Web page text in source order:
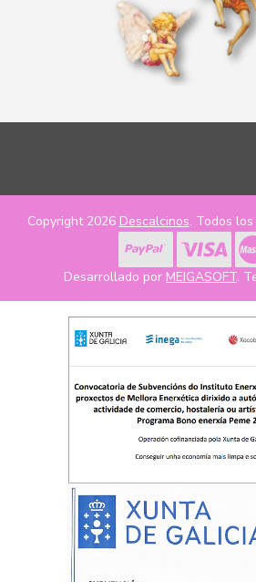
Copyright 2026 Descalcinos. Todos
Desarrollado por MEIGASOFT.